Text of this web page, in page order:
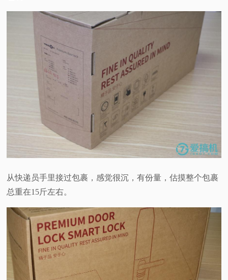
从快递员手里接过包裹，感觉很沉，有份量，估摸整个包裹
总重在15斤左右。